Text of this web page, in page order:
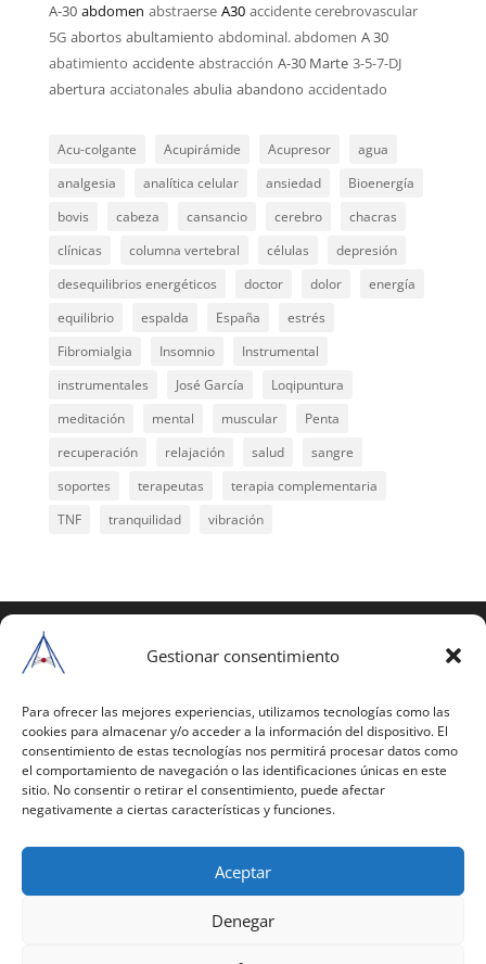
Gestionar consentimiento
Para ofrecer las mejores experiencias, utilizamos tecnologías como las
cookies para almacenar y/o acceder a la información del dispositivo. El
consentimiento de estas tecnologías nos permitirá procesar datos como
el comportamiento de navegación o las identificaciones únicas en este
sitio. No consentir o retirar el consentimiento, puede afectar
negativamente a ciertas características y funciones.
Aceptar
Denegar
A-30 abdomen abstraerse A30 accidente cerebrovascular
5G abortos abultamiento abdominal. abdomen A 30
abatimiento accidente abstracción A-30 Marte 3-5-7-DJ
abertura acciatonales abulia abandono accidentado
Acu-colgante Acupirámide Acupresor
agua
analgesia
analítica celular ansiedad
Bioenergía
bovis
cabeza cansancio cerebro
chacras
clínicas
columna vertebral células
depresión
desequilibrios energéticos
doctor dolor
energía
equilibrio
espalda España
estrés
Fibromialgia
Insomnio
Instrumental
instrumentales
José García
Loqipuntura
meditación
mental muscular
Penta
recuperación
relajación salud
sangre
soportes
terapeutas
terapia complementaria
TNF
tranquilidad vibración
reservados
estas páginas o parte de ellas, necesita pedir
autorización por escrito a Mario Gil Sánchez.
Todos los instrumentales están PATENTADOS.
Web inaugurada en 2002 (última actualización en
Política de Privacidad